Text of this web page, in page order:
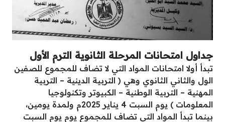
جداول امتحانات المرحلة الثانوية الترم الأول
تبدأ أولا امتحانات المواد التي لا تضاف للمجموع للصفين
الول والثاني الثانوي وهي ( التربية الدينية – التربية
المهنية – التربية الوطنية – الكبيوتر وتكنولوجيا
المعلومات ) يوم السبت 4 يناير 2025م ولمدة يومين،
بينما تبدأ المواد التي تضاف للمجموع يوم يوم السبت